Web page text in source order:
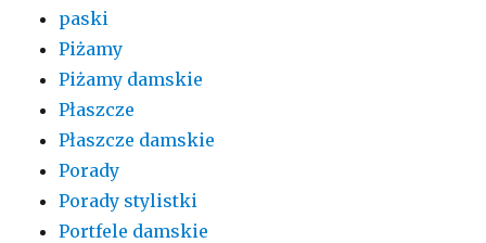
paski
Piżamy
Piżamy damskie
Płaszcze
Płaszcze damskie
Porady
Porady stylistki
Portfele damskie